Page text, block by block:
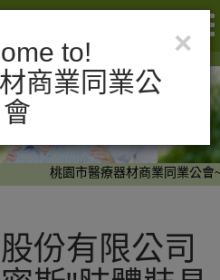
桃園市醫療器材商業同業公會
份有限公司
×
to!
商業同業公
會